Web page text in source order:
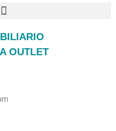
OUTLET